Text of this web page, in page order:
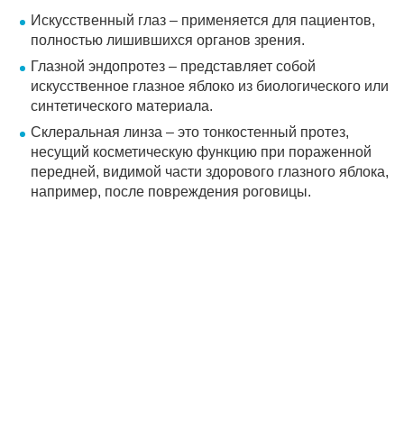
Искусственный глаз – применяется для пациентов,
полностью лишившихся органов зрения.
Глазной эндопротез – представляет собой
искусственное глазное яблоко из биологического или
синтетического материала.
Склеральная линза – это тонкостенный протез,
несущий косметическую функцию при пораженной
передней, видимой части здорового глазного яблока,
например, после повреждения роговицы.